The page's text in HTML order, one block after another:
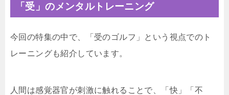
「受」のメンタルトレーニング
今回の特集の中で、「受のゴルフ」という視点でのト
レーニングも紹介しています。
人間は感覚器官が刺激に触れることで、「快」「不